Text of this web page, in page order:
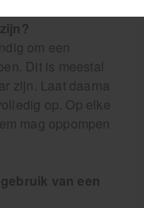
om een
Dit is meestal
zijn. Laat daarna
op. Op elke
mag oppompen
van een